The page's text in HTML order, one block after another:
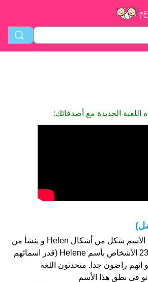
الجديدة مع أصدقائك:
Helene هو اسم فتاة. الأسم شكل من أشكال Helen و ينشأ من
ألماني. على موقعنا 232 الأشخاص بأسم Helene (قدر اسمائهم
نجمة من 5 يبدو انهم راضون جدا. متحدثون اللغة
فى نطق هذا الأسم